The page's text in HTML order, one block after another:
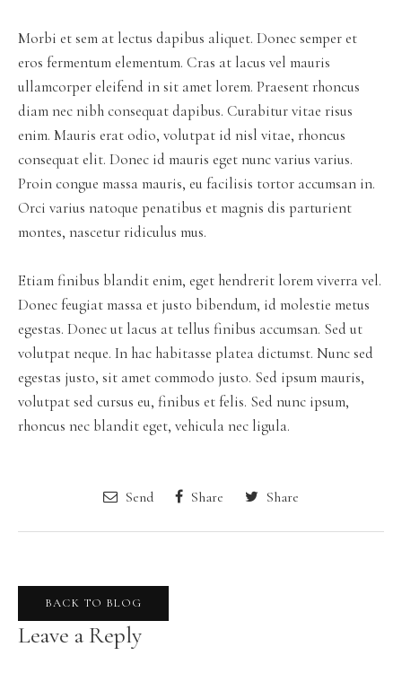
Morbi et sem at lectus dapibus aliquet. Donec semper et
eros fermentum elementum. Cras at lacus vel mauris
ullamcorper eleifend in sit amet lorem. Praesent rhoncus
diam nec nibh consequat dapibus. Curabitur vitae risus
enim. Mauris erat odio, volutpat id nisl vitae, rhoncus
consequat elit. Donec id mauris eget nunc varius varius.
Proin congue massa mauris, eu facilisis tortor accumsan in.
Orci varius natoque penatibus et magnis dis parturient
montes, nascetur ridiculus mus.
Etiam finibus blandit enim, eget hendrerit lorem viverra vel.
Donec feugiat massa et justo bibendum, id molestie metus
egestas. Donec ut lacus at tellus finibus accumsan. Sed ut
volutpat neque. In hac habitasse platea dictumst. Nunc sed
egestas justo, sit amet commodo justo. Sed ipsum mauris,
volutpat sed cursus eu, finibus et felis. Sed nunc ipsum,
rhoncus nec blandit eget, vehicula nec ligula.
Send Share Share
BACK TO BLOG
Leave a Reply